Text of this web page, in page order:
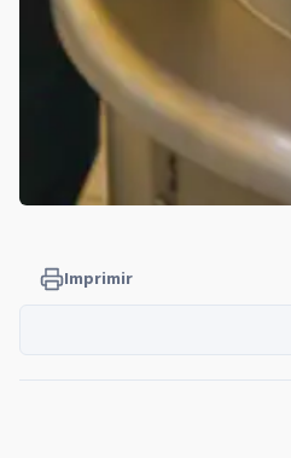
Imprimir